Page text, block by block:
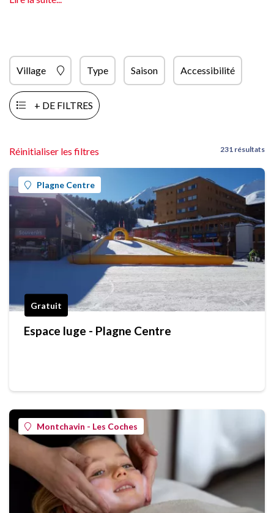
Village Type Saison Accessibilité
+ DE FILTRES
Réinitialiser les filtres 231 résultats
Plagne Centre
Gratuit
Espace luge - Plagne Centre
Montchavin - Les Coches